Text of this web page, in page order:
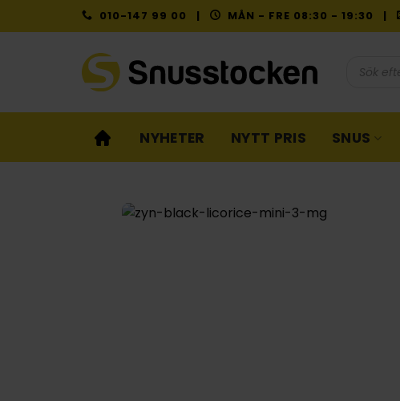
to
010-147 99 00 | MÅN - FRE 08:30 - 19:30 |
NYHETER NYTT PRIS SNUS